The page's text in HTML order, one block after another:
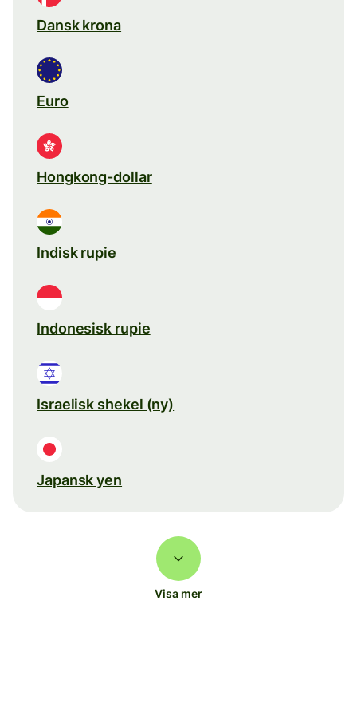
Dansk krona
Euro
Hongkong-dollar
Indisk rupie
Indonesisk rupie
Israelisk shekel (ny)
Japansk yen
Visa mer